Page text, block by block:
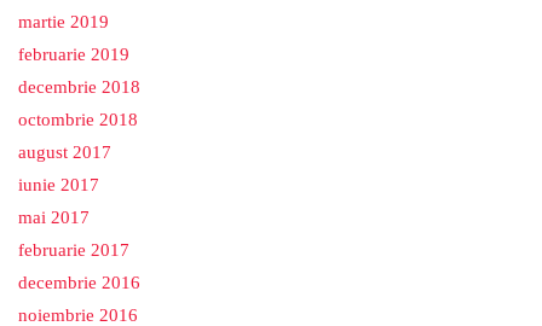
martie 2019
februarie 2019
decembrie 2018
octombrie 2018
august 2017
iunie 2017
mai 2017
februarie 2017
decembrie 2016
noiembrie 2016